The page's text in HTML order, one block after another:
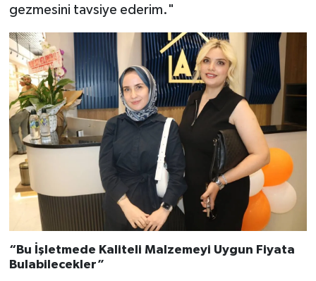
gezmesini tavsiye ederim."
“Bu İşletmede Kaliteli Malzemeyi Uygun Fiyata
Bulabilecekler”